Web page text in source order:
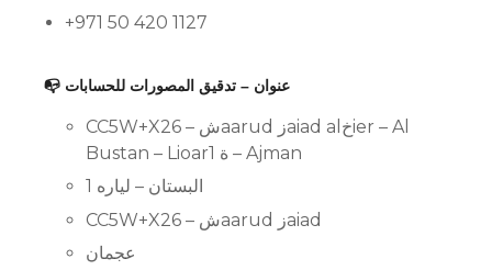
+971 50 420 1127
📭 عنوان – تدقيق المصورات للحسابات
CC5W+X26 – شaarud زaiad alخier – Al
Bustan – Lioarة 1 – Ajman
البستان – لياره 1
CC5W+X26 – شaarud زaiad
عجمان